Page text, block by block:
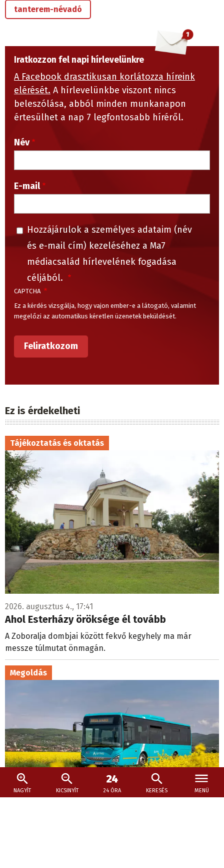
NAGYÍT KICSINYÍT 24 ÓRA KERESÉS MENÜ
tanterem-névadó
Iratkozzon fel napi hírlevelünkre
A Facebook drasztikusan korlátozza híreink
elérését. A hírlevelünkbe viszont nincs
beleszólása, abból minden munkanapon
értesülhet a nap 7 legfontosabb híréről.
Név
E-mail
Hozzájárulok a személyes adataim (név
és e-mail cím) kezeléséhez a Ma7
médiacsalád hírlevelének fogadása
céljából.
CAPTCHA
Ez a kérdés vizsgálja, hogy vajon ember-e a látogató, valamint
megelőzi az automatikus kéretlen üzenetek beküldését.
Ez is érdekelheti
Tájékoztatás és oktatás
2026. augusztus 4., 17:41
Ahol Esterházy öröksége él tovább
A Zoboralja dombjai között fekvő kegyhely ma már
messze túlmutat önmagán.
Megoldás